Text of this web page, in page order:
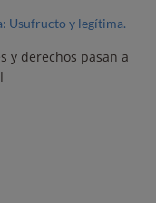
Usufructo y legítima.
y derechos pasan a